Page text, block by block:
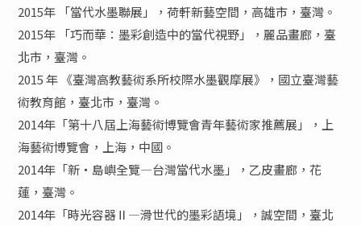
2015年 「當代水墨聯展」，荷軒新藝空間，高雄市，臺灣。
2015年 「巧而華：墨彩創造中的當代視野」，麗品畫廊，臺
北市，臺灣 。
2015 年 《臺灣高教藝術系所校際水墨觀摩展》，國立臺灣藝
術教育館，臺北市，臺灣。
2014年「第十八屆上海藝術博覽會青年藝術家推薦展」，上
海藝術博覽會，上海，中國。
2014年「新‧島嶼全覽—台灣當代水墨」，乙皮畫廊，花
蓮，臺灣。
2014年「時光容器Ⅱ—滑世代的墨彩語境」，誠空間，臺北